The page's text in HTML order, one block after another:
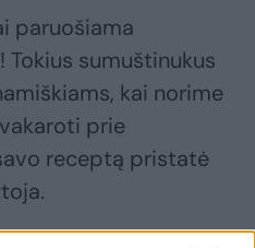
paruošiama
Tokius sumuštinukus
kai norime
prie
receptą pristatė